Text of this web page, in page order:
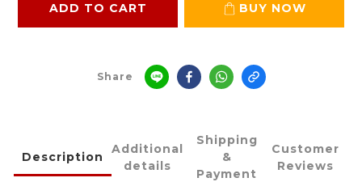
ADD TO CART BUY NOW
Share
Description
Additional
details
Shipping
&
Payment
Customer
Reviews